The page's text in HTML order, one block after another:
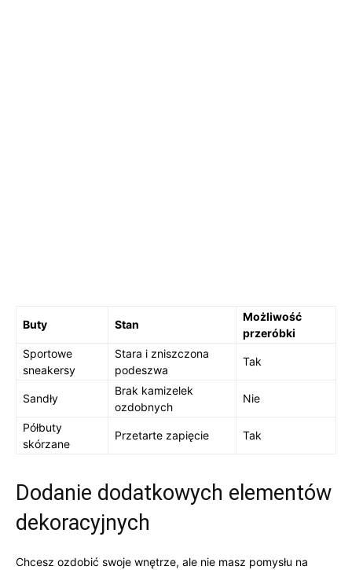
Buty Stan
Możliwość⁣
przeróbki
Sportowe
sneakersy
Stara i zniszczona
podeszwa
Tak
Sandły
Brak kamizelek
ozdobnych
Nie
Półbuty
skórzane
Przetarte zapięcie Tak
Dodanie dodatkowych elementów
dekoracyjnych
Chcesz ozdobić swoje wnętrze, ale ⁤nie masz⁤ pomysłu na